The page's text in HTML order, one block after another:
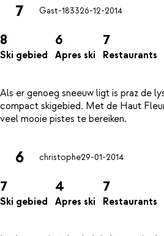
7 Gast-183326-12-2014
8
Ski gebied
6
Apres ski
7
Restaurants
Als er genoeg sneeuw ligt is praz de
compact skigebied. Met de Haut
6 christophe29-01-2014
7
Ski gebied
4
Apres ski
7
Restaurants